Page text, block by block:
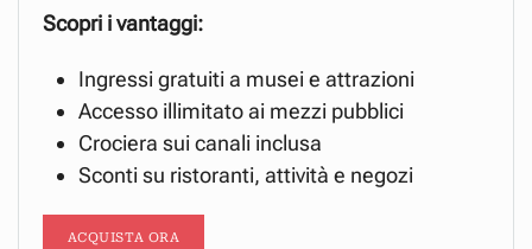
Scopri i vantaggi:
Ingressi gratuiti a musei e attrazioni
Accesso illimitato ai mezzi pubblici
Crociera sui canali inclusa
Sconti su ristoranti, attività e negozi
ACQUISTA ORA